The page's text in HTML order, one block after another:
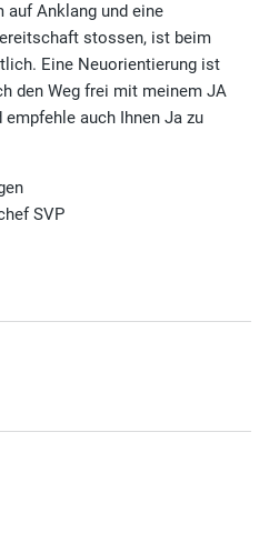
auf Anklang und eine
stossen, ist beim
Eine Neuorientierung ist
den Weg frei mit meinem JA
auch Ihnen Ja zu
SVP